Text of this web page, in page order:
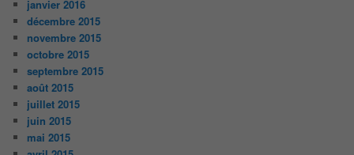
janvier 2016
décembre 2015
novembre 2015
octobre 2015
septembre 2015
août 2015
juillet 2015
juin 2015
mai 2015